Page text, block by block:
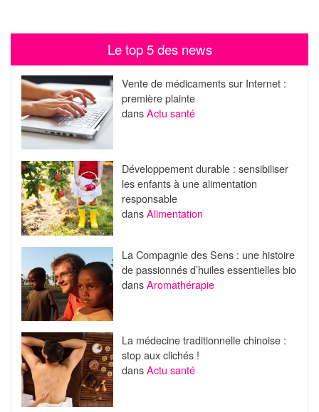
Le top 5 des news
Vente de médicaments sur Internet :
première plainte
dansActu santé
Développement durable : sensibiliser
les enfants à une alimentation
responsable
dansAlimentation
La Compagnie des Sens : une histoire
de passionnés d’huiles essentielles bio
dansAromathérapie
La médecine traditionnelle chinoise :
stop aux clichés !
dansActu santé